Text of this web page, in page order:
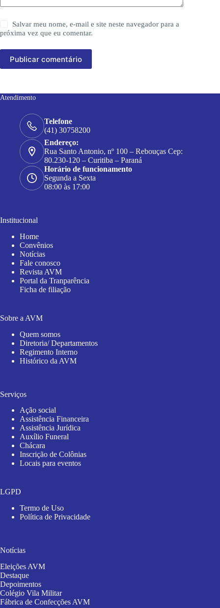
Salvar meu nome, e-mail e site neste navegador para a
próxima vez que eu comentar.
Publicar comentário
Atendimento
Telefone
(41) 30758200
Endereço:
Rua Santo Antonio, nº 100 – Rebouças Cep:
80.230-120 – Curitiba – Paraná
Horário de funcionamento
Segunda a Sexta
08:00 às 17:00
Institucional
Home
Convênios
Notícias
Fale conosco
Revista AVM
Portal da Tranparência
Ficha de filiação
Sobre a AVM
Quem somos
Diretoria/ Departamentos
Regimento Interno
Histórico da AVM
Serviços
Ação social
Assistência Financeira
Assistência Jurídica
Auxílio Funeral
Chácara
Inscrição de Colônias
Locais para eventos
LGPD
Termo de Uso
Política de Privacidade
Notícias
Eleições AVM
Destaque
Depoimentos
Colégio Vila Militar
Fábrica de Confecções AVM